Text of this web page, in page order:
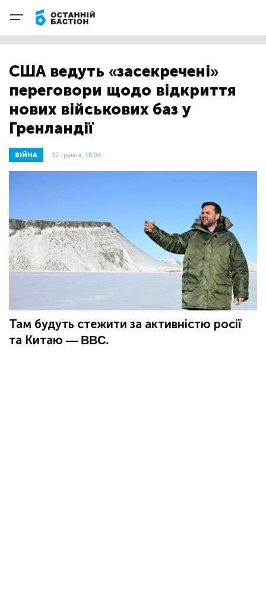
США ведуть «засекречені»
переговори щодо відкриття
нових військових баз у
Гренландії
ВІЙНА 12 травня, 16:04
Там будуть стежити за активністю росії
та Китаю — BBC.